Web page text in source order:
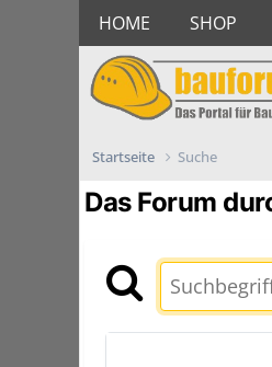
HOME SHOP
Startseite Suche
Das Forum